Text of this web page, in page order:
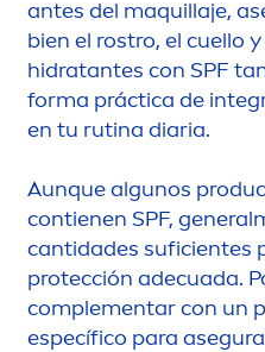
antes del maquillaje,
bien el rostro, el cuello
hidratantes con SPF
forma práctica de
en tu rutina diaria.
Aunque algunos
contienen SPF, general
cantidades suficientes
protección adecuada.
complementar con un
específico para